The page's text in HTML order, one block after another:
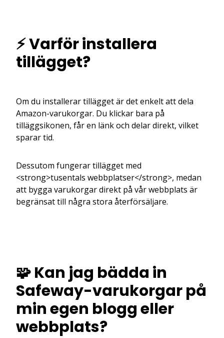
⚡ Varför installera
tillägget?
Om du installerar tillägget är det enkelt att dela
Amazon-varukorgar. Du klickar bara på
tilläggsikonen, får en länk och delar direkt, vilket
sparar tid.
Dessutom fungerar tillägget med
<strong>tusentals webbplatser</strong>, medan
att bygga varukorgar direkt på vår webbplats är
begränsat till några stora återförsäljare.
🧩 Kan jag bädda in
Safeway-varukorgar på
min egen blogg eller
webbplats?